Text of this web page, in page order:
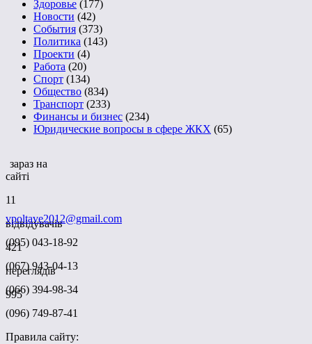
Здоровье (177)
Новости (42)
События (373)
Политика (143)
Проекти (4)
Работа (20)
Спорт (134)
Общество (834)
Транспорт (233)
Финансы и бизнес (234)
Юридические вопросы в сфере ЖКХ (65)
зараз на
сайті
11
відвідувачів
421
переглядів
995
vpoltave2012@gmail.com
(095) 043-18-92
(067) 943-04-13
(066) 394-98-34
(096) 749-87-41
Правила сайту: